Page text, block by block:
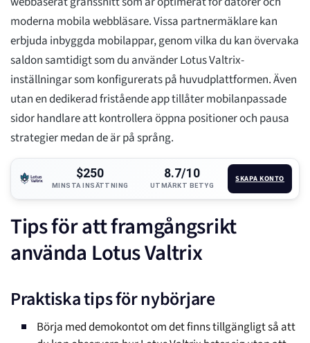
moderna mobila webbläsare. Vissa partnermäklare kan
erbjuda inbyggda mobilappar, genom vilka du kan övervaka
saldon samtidigt som du använder Lotus Valtrix-
inställningar som konfigurerats på huvudplattformen. Även
utan en dedikerad fristående app tillåter mobilanpassade
sidor handlare att kontrollera öppna positioner och pausa
strategier medan de är på språng.
$250
MINSTA INSÄTTNING
8.7/10
UTMÄRKT BETYG
SKAPA KONTO
Tips för att framgångsrikt
använda Lotus Valtrix
Praktiska tips för nybörjare
Börja med demokontot om det finns tillgängligt så att